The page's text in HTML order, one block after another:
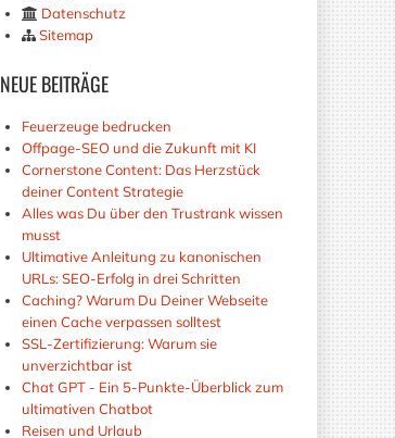
Datenschutz
Sitemap
NEUEBEITRÄGE
Feuerzeuge bedrucken
Offpage-SEO und die Zukunft mit KI
Cornerstone Content: Das Herzstück
deiner Content Strategie
Alles was Du über den Trustrank wissen
musst
Ultimative Anleitung zu kanonischen
URLs: SEO-Erfolg in drei Schritten
Caching? Warum Du Deiner Webseite
einen Cache verpassen solltest
SSL-Zertifizierung: Warum sie
unverzichtbar ist
Chat GPT - Ein 5-Punkte-Überblick zum
ultimativen Chatbot
Reisen und Urlaub